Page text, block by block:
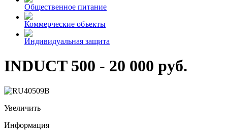
Общественное питание
Коммерческие объекты
Индивидуальная защита
INDUCT 500 - 20 000 руб.
Увеличить
Информация